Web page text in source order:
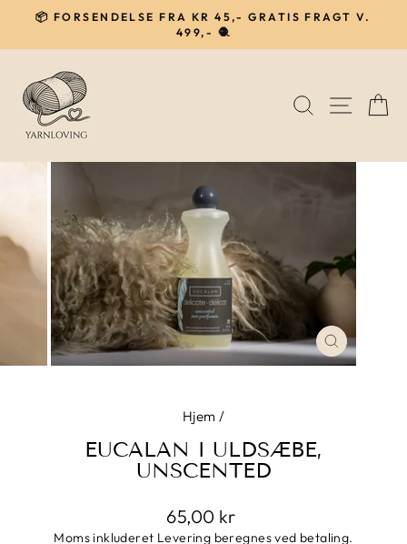
indhold
Pause
📦 FORSENDELSE FRA KR 45,- GRATIS FRAGT V.
499,- 🧶
SØG
LUK
Hjem /
EUCALAN I ULDSÆBE,
UNSCENTED
Normalpris
65,00 kr
Moms inkluderet Levering beregnes ved betaling.